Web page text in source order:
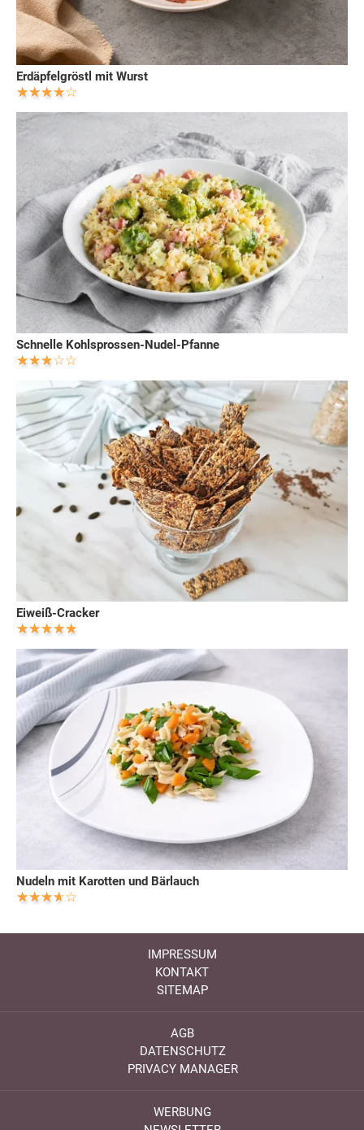
Erdäpfelgröstl mit Wurst
Schnelle Kohlsprossen-Nudel-Pfanne
Eiweiß-Cracker
Nudeln mit Karotten und Bärlauch
IMPRESSUM
KONTAKT
SITEMAP
AGB
DATENSCHUTZ
PRIVACY MANAGER
WERBUNG